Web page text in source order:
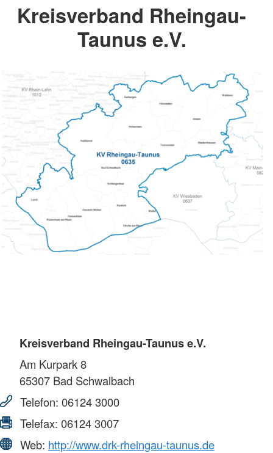
Kreisverband Rheingau-
Taunus e.V.
Kreisverband Rheingau-Taunus e.V.
Am Kurpark 8
65307 Bad Schwalbach
Telefon: 06124 3000
Telefax: 06124 3007
Web: http://www.drk-rheingau-taunus.de